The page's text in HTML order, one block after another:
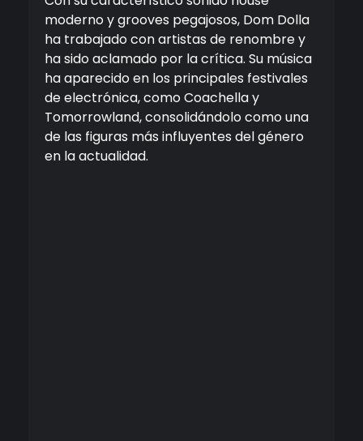
moderno y grooves pegajosos, Dom Dolla
ha trabajado con artistas de renombre y
ha sido aclamado por la crítica. Su música
ha aparecido en los principales festivales
de electrónica, como Coachella y
Tomorrowland, consolidándolo como una
de las figuras más influyentes del género
en la actualidad.